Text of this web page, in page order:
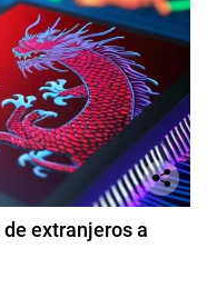
extranjeros a